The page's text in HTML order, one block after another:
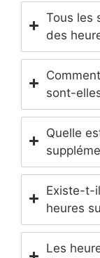
Tous les
des
sont-
Quelle
Existe-t-
heures
Les